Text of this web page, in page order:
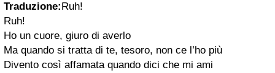
Traduzione:Ruh!
Ruh!
Ho un cuore, giuro di averlo
Ma quando si tratta di te, tesoro, non ce l’ho più
Divento così affamata quando dici che mi ami